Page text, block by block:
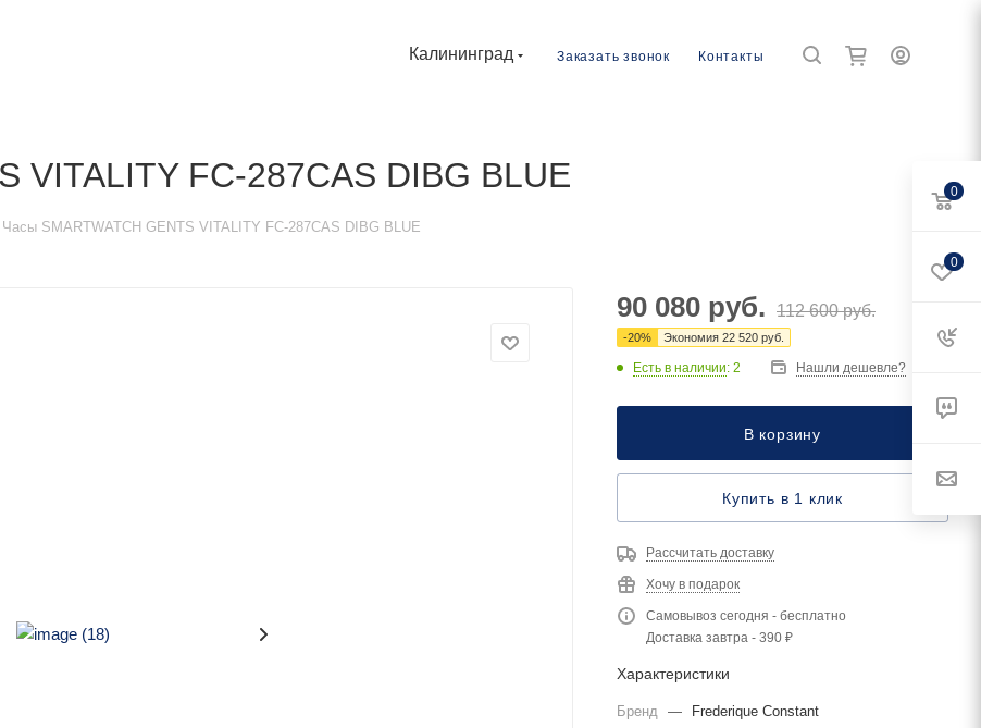
Калининград Заказать звонок Контакты
VITALITY FC-287CAS DIBG BLUE
Часы SMARTWATCH GENTS VITALITY FC-287CAS DIBG BLUE
90 080 руб. 112 600руб.
-20% Экономия 22 520 руб.
Есть в наличии: 2 Нашли дешевле?
В корзину
Купить в 1 клик
Рассчитать доставку
Хочу в подарок
Самовывоз сегодня - бесплатно
Доставка завтра - 390 ₽
Характеристики
Бренд —
Frederique Constant
0
0